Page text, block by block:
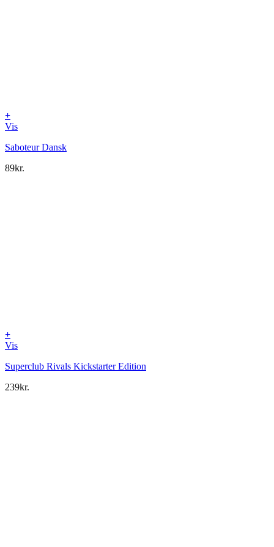
+
Vis
Saboteur Dansk
89kr.
+
Vis
Superclub Rivals Kickstarter Edition
239kr.